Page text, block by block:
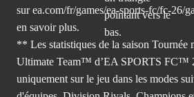
sur ea.com/fr/games/ea-sports-fc/fc-26/
en savoir plus.
** Les statistiques de la saison Tournée
Ultimate Team™ d’EA SPORTS FC™
uniquement sur le jeu dans les modes